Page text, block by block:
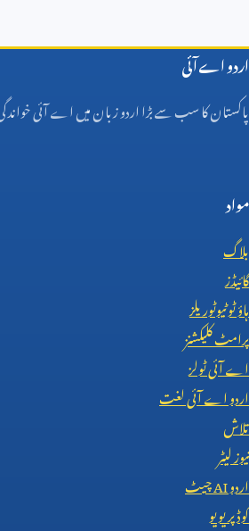
اردو اے آئی
پاکستان کا سب سے بڑا اردو زبان میں اے آئی
مواد
بلاگ
گائیڈز
ہاؤ ٹو ٹیوٹوریلز
پرامٹ کلیکشنز
اے آئی ٹولز
اردو اے آئی لغت
تلاش
نیوز لیٹر
اردوAIچیٹ
کوڈ پریویو